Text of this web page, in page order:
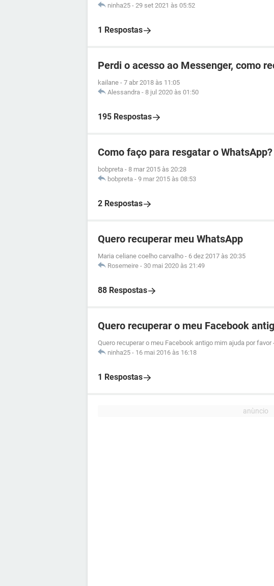
ninha25 - 29 set 2021 às 05:52
1 Respostas
Perdi o acesso ao Messenger, como
kailane - 7 abr 2018 às 11:05
Alessandra - 8 jul 2020 às 01:50
195 Respostas
Como faço para resgatar o WhatsApp?
bobpreta - 8 mar 2015 às 20:28
bobpreta - 9 mar 2015 às 08:53
2 Respostas
Quero recuperar meu WhatsApp
Maria celiane coelho carvalho - 6 dez 2017 às 20:35
Rosemeire - 30 mai 2020 às 21:49
88 Respostas
Quero recuperar o meu Facebook
Quero recuperar o meu Facebook antigo mim ajuda por favor
ninha25 - 16 mai 2016 às 16:18
1 Respostas